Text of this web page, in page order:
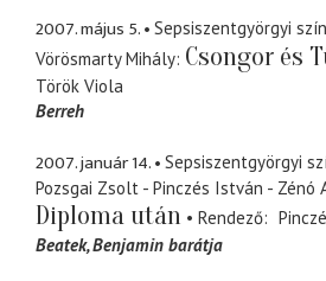
2007. május 5.
Sepsiszentgyörgyi
Vörösmarty Mihály Csongor és
Török Viola
Berreh
2007. január 14.
Sepsiszentgyörgyi
Pozsgai Zsolt - Pinczés István - Zénó
Diploma után Rendező
Beatek, Benjamin barátja